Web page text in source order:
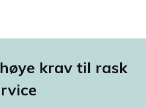
krav til rask